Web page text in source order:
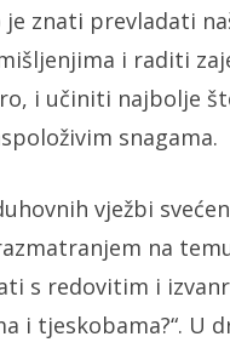
znati prevladati
i raditi
i učiniti najbolje
snagama.
vježbi
na
s redovitim i
i tjeskobama?“. U